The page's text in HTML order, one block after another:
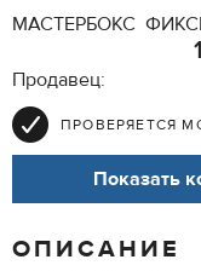
МАСТЕРБОКС
Продавец:
ПРОВЕРЯЕТСЯ
Показать
ОПИСАНИЕ